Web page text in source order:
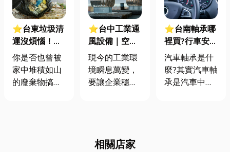
⭐台東垃圾清
運沒煩惱！告
別廢棄物堆
積，還你清爽
生活空間！
你是否也曾被
家中堆積如山
的廢棄物搞得
⭐台中工業通
風設備｜空氣
品質是王道！
揭秘工業通風
的重要性，改
現今的工業環
境瞬息萬變，
要讓企業穩定
不少工廠、倉
⭐台南軸承哪
裡買?行車安全
不能等！選購
指南報你知
汽車軸承是什
麼?其實汽車軸
承是汽車中非
相關店家